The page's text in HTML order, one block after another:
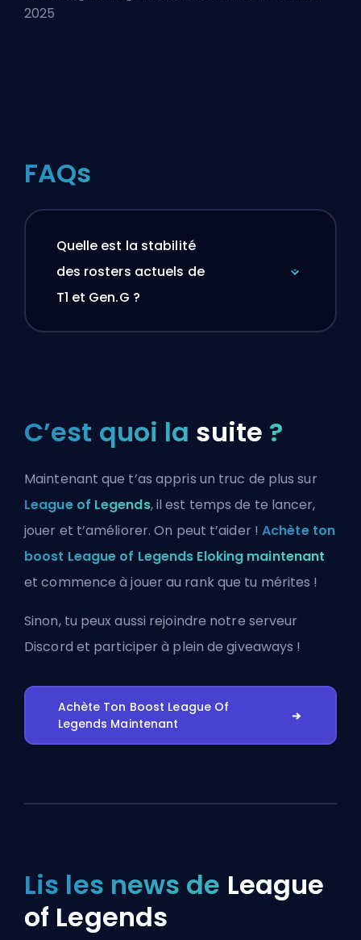
2025
FAQs
Quelle est la stabilité
des rosters actuels de
T1 et Gen.G ?
C’est quoi la suite ?
Maintenant que t’as appris un truc de plus sur
League of Legends, il est temps de te lancer,
jouer et t’améliorer. On peut t’aider !Achète ton
boost League of Legends Eloking maintenant
et commence à jouer au rank que tu mérites !
Sinon, tu peux aussi rejoindre notre serveur
Discord et participer à plein de giveaways !
Achète Ton Boost League Of
Legends Maintenant
Lis les news de League
of Legends